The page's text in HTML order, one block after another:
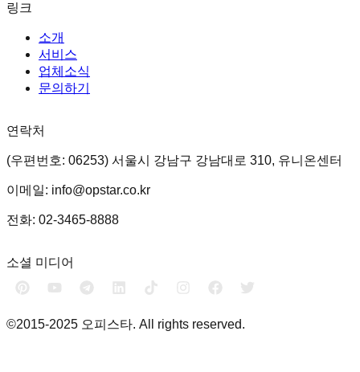
링크
소개
서비스
업체소식
문의하기
연락처
(우편번호: 06253) 서울시 강남구 강남대로 310, 유니온센터
이메일: info@opstar.co.kr
전화: 02-3465-8888
소셜 미디어
©2015-2025 오피스타. All rights reserved.